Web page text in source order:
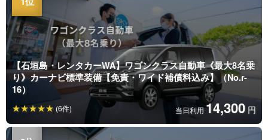
【石垣島・レンタカーWA】ワゴンクラス自動車《最大8名乗
り》カーナビ標準装備【免責・ワイド補償料込み】（No.r-
16）
当日利用14,300 円
(6件)